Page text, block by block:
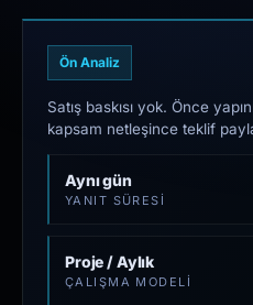
Ön Analiz
Satış baskısı yok. Önce
kapsam netleşince teklif
Aynı gün
YANIT SÜRESI
Proje / Aylık
ÇALIŞMA MODELI